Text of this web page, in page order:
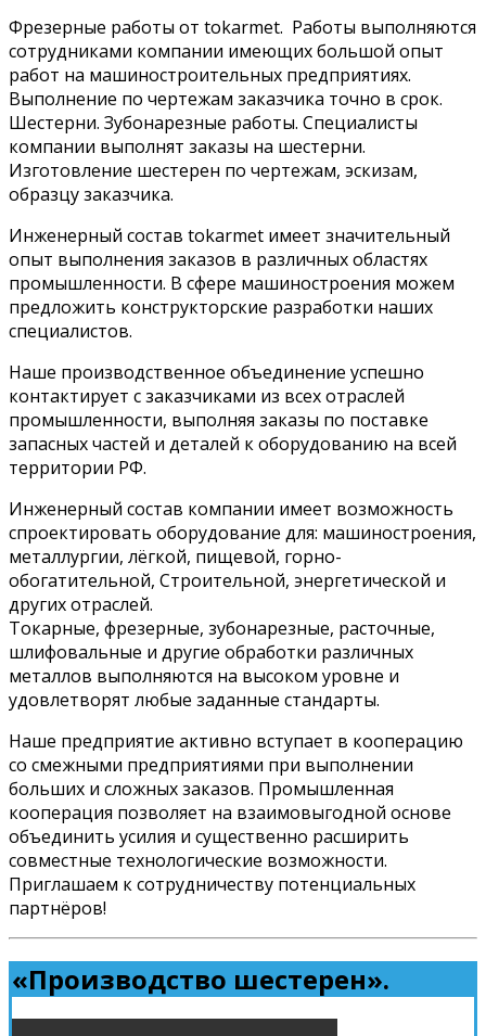
Фрезерные работы от tokarmet. Работы выполняются
сотрудниками компании имеющих большой опыт
работ на машиностроительных предприятиях.
Выполнение по чертежам заказчика точно в срок.
Шестерни. Зубонарезные работы. Специалисты
компании выполнят заказы на шестерни.
Изготовление шестерен по чертежам, эскизам,
образцу заказчика.
Инженерный состав tokarmet имеет значительный
опыт выполнения заказов в различных областях
промышленности. В сфере машиностроения можем
предложить конструкторские разработки наших
специалистов.
Наше производственное объединение успешно
контактирует с заказчиками из всех отраслей
промышленности, выполняя заказы по поставке
запасных частей и деталей к оборудованию на всей
территории РФ.
Инженерный состав компании имеет возможность
спроектировать оборудование для: машиностроения,
металлургии, лёгкой, пищевой, горно-
обогатительной, Строительной, энергетической и
других отраслей.
Токарные, фрезерные, зубонарезные, расточные,
шлифовальные и другие обработки различных
металлов выполняются на высоком уровне и
удовлетворят любые заданные стандарты.
Наше предприятие активно вступает в кооперацию
со смежными предприятиями при выполнении
больших и сложных заказов. Промышленная
кооперация позволяет на взаимовыгодной основе
объединить усилия и существенно расширить
совместные технологические возможности.
Приглашаем к сотрудничеству потенциальных
партнёров!
«Производство шестерен».